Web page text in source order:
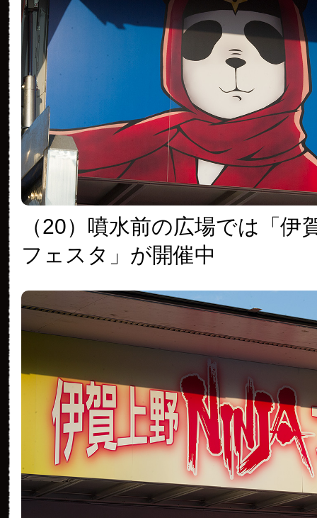
（20）噴水前の広場では「伊
フェスタ」が開催中